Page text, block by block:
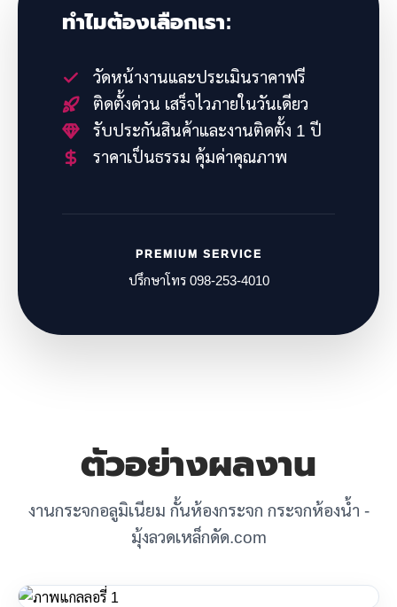
ทำไมต้องเลือกเรา:
วัดหน้างานและประเมินราคาฟรี
ติดตั้งด่วน เสร็จไวภายในวันเดียว
รับประกันสินค้าและงานติดตั้ง 1 ปี
ราคาเป็นธรรม คุ้มค่าคุณภาพ
PREMIUM SERVICE
ปรึกษาโทร 098-253-4010
ตัวอย่างผลงาน
งานกระจกอลูมิเนียม กั้นห้องกระจก กระจกห้องน้ำ -
มุ้งลวดเหล็กดัด.com